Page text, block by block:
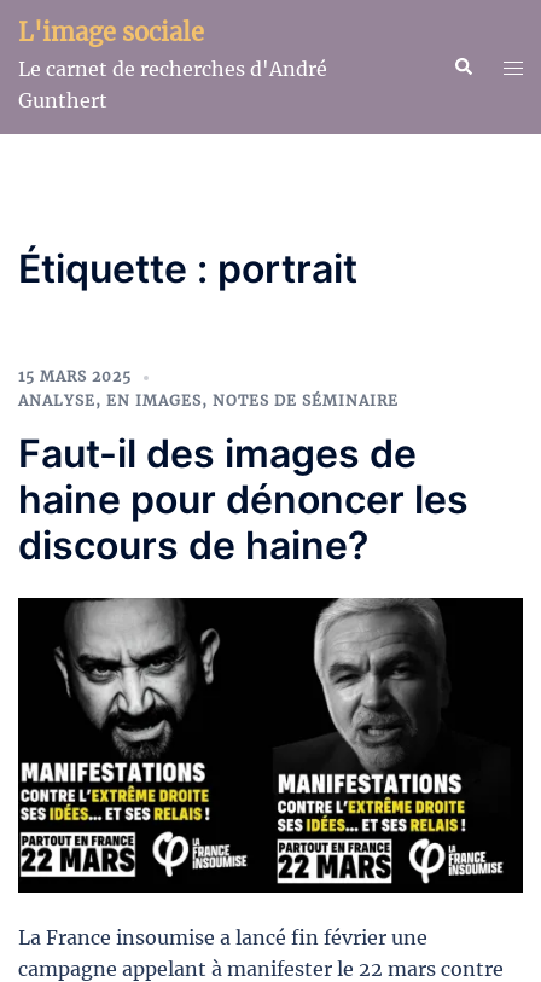
Aller
au
contenu
L'image sociale
Le carnet de recherches d'André
Gunthert
Étiquette : portrait
15 MARS 2025
ANALYSE, EN IMAGES, NOTES DE SÉMINAIRE
Faut-il des images de
haine pour dénoncer les
discours de haine?
La France insoumise a lancé fin février une
campagne appelant à manifester le 22 mars contre